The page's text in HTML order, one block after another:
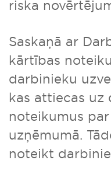
riska
Saskaņā ar
kārtības
darbinieku
kas attiecas uz
noteikumus
uzņēmumā.
noteikt